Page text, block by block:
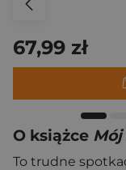
67,99 zł
O książce Mój
To trudne